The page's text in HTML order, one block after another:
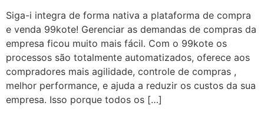
Siga-i integra de forma nativa a plataforma de compra
e venda 99kote! Gerenciar as demandas de compras da
empresa ficou muito mais fácil. Com o 99kote os
processos são totalmente automatizados, oferece aos
compradores mais agilidade, controle de compras ,
melhor performance, e ajuda a reduzir os custos da sua
empresa. Isso porque todos os […]